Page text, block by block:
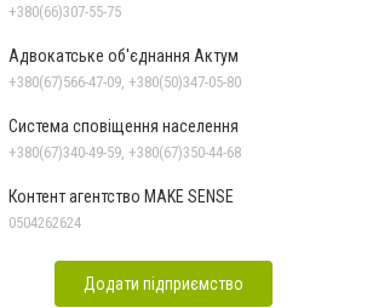
+380(66)307-55-75
Адвокатське об'єднання Актум
+380(67)566-47-09, +380(50)347-05-80
Система сповіщення населення
+380(67)340-49-59, +380(67)350-44-68
Контент агентство MAKE SENSE
0504262624
Додати підприємство